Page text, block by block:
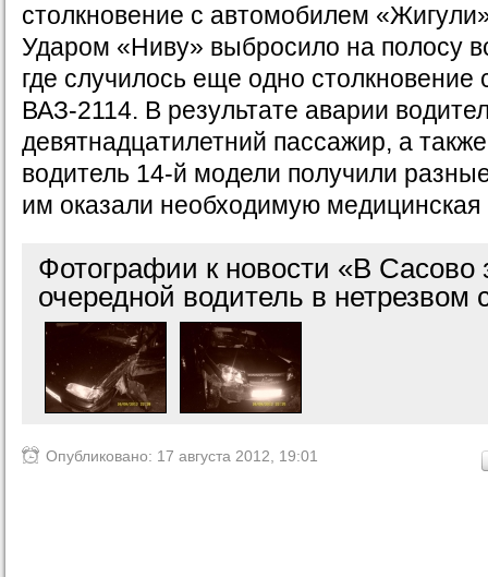
столкновение с автомобилем
Ударом «Ниву» выбросило на полосу
где случилось еще одно
ВАЗ-2114. В результате аварии
девятнадцатилетний пассажир, а
водитель 14-й модели получили
им оказали необходимую
Фотографии к новости «В Сасово
очередной водитель в нетрезвом
Опубликовано: 17 августа 2012, 19:01